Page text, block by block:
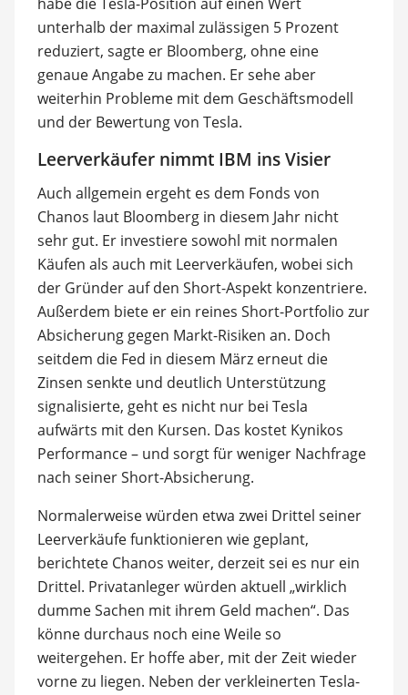
unterhalb der maximal zulässigen 5 Prozent
reduziert, sagte er Bloomberg, ohne eine
genaue Angabe zu machen. Er sehe aber
weiterhin Probleme mit dem Geschäftsmodell
und der Bewertung von Tesla.
Leerverkäufer nimmt IBM ins Visier
Auch allgemein ergeht es dem Fonds von
Chanos laut Bloomberg in diesem Jahr nicht
sehr gut. Er investiere sowohl mit normalen
Käufen als auch mit Leerverkäufen, wobei sich
der Gründer auf den Short-Aspekt konzentriere.
Außerdem biete er ein reines Short-Portfolio zur
Absicherung gegen Markt-Risiken an. Doch
seitdem die Fed in diesem März erneut die
Zinsen senkte und deutlich Unterstützung
signalisierte, geht es nicht nur bei Tesla
aufwärts mit den Kursen. Das kostet Kynikos
Performance – und sorgt für weniger Nachfrage
nach seiner Short-Absicherung.
Normalerweise würden etwa zwei Drittel seiner
Leerverkäufe funktionieren wie geplant,
berichtete Chanos weiter, derzeit sei es nur ein
Drittel. Privatanleger würden aktuell „wirklich
dumme Sachen mit ihrem Geld machen“. Das
könne durchaus noch eine Weile so
weitergehen. Er hoffe aber, mit der Zeit wieder
vorne zu liegen. Neben der verkleinerten Tesla-